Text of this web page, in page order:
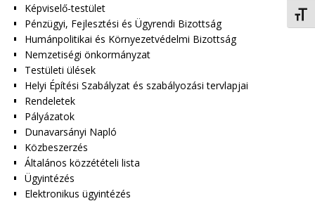
Képviselő-testület
Pénzügyi, Fejlesztési és Ügyrendi Bizottság
Humánpolitikai és Környezetvédelmi Bizottság
Nemzetiségi önkormányzat
Testületi ülések
Helyi Építési Szabályzat és szabályozási tervlapjai
Rendeletek
Pályázatok
Dunavarsányi Napló
Közbeszerzés
Általános közzétételi lista
Ügyintézés
Elektronikus ügyintézés